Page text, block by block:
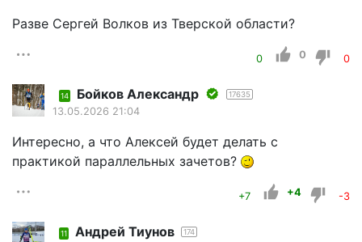
Разве Сергей Волков из Тверской области?
0 0 0
14 Бойков Александр 17635
13.05.2026 21:04
Интересно, а что Алексей будет делать с
практикой параллельных зачетов?
+7 +4 -3
11 Андрей Тиунов 174